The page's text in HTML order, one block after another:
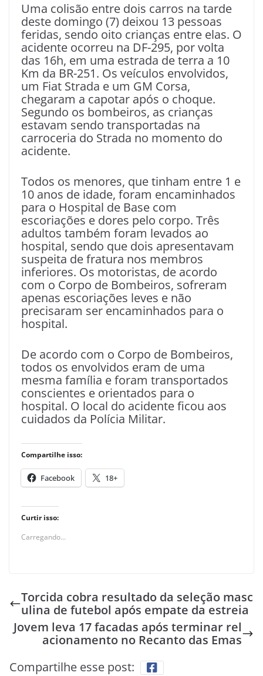
Uma colisão entre dois carros na tarde
deste domingo (7) deixou 13 pessoas
feridas, sendo oito crianças entre elas. O
acidente ocorreu na DF-295, por volta
das 16h, em uma estrada de terra a 10
Km da BR-251. Os veículos envolvidos,
um Fiat Strada e um GM Corsa,
chegaram a capotar após o choque.
Segundo os bombeiros, as crianças
estavam sendo transportadas na
carroceria do Strada no momento do
acidente.
Todos os menores, que tinham entre 1 e
10 anos de idade, foram encaminhados
para o Hospital de Base com
escoriações e dores pelo corpo. Três
adultos também foram levados ao
hospital, sendo que dois apresentavam
suspeita de fratura nos membros
inferiores. Os motoristas, de acordo
com o Corpo de Bombeiros, sofreram
apenas escoriações leves e não
precisaram ser encaminhados para o
hospital.
De acordo com o Corpo de Bombeiros,
todos os envolvidos eram de uma
mesma família e foram transportados
conscientes e orientados para o
hospital. O local do acidente ficou aos
cuidados da Polícia Militar.
Compartilhe isso:
Facebook 18+
Curtir isso:
Carregando...
Torcida cobra resultado da seleção masc
ulina de futebol após empate da estreia
Jovem leva 17 facadas após terminar rel
acionamento no Recanto das Emas
Compartilhe esse post: